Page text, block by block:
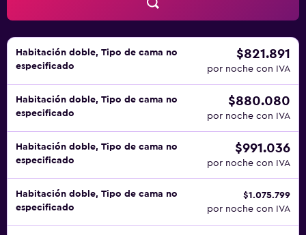
Habitación doble, Tipo de cama no
especificado
$821.891
por noche con IVA
Habitación doble, Tipo de cama no
especificado
$880.080
por noche con IVA
Habitación doble, Tipo de cama no
especificado
$991.036
por noche con IVA
Habitación doble, Tipo de cama no
especificado
$1.075.799
por noche con IVA